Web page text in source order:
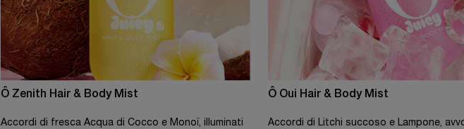
Ô Zenith Hair & Body Mist
Accordi di fresca Acqua di Cocco e Monoï, illuminati
Ô Oui Hair & Body Mist
Accordi di Litchi succoso e Lampone,